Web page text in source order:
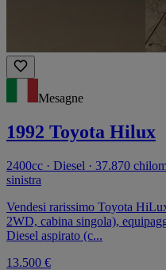
Mesagne
1992 Toyota Hilux
2400cc · Diesel · 37.870
sinistra
Vendesi rarissimo Toyota
2WD, cabina singola),
Diesel aspirato (c...
13.500 €